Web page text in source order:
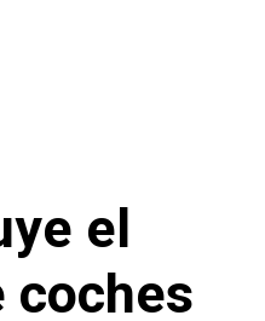
el
coches